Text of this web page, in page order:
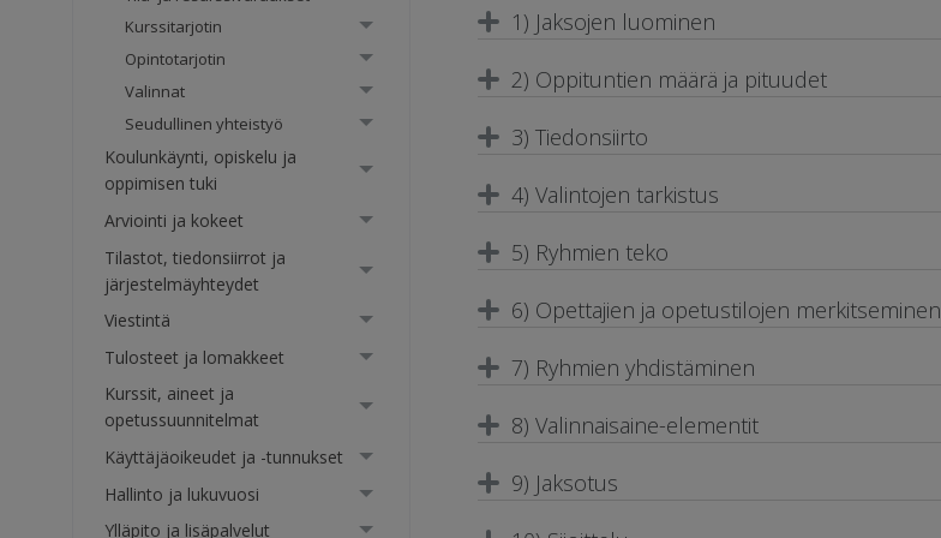
Kurssitarjotin
Opintotarjotin
Valinnat
Seudullinen yhteistyö
Koulunkäynti, opiskelu ja
oppimisen tuki
Arviointi ja kokeet
Tilastot, tiedonsiirrot ja
järjestelmäyhteydet
Viestintä
Tulosteet ja lomakkeet
Kurssit, aineet ja
opetussuunnitelmat
Käyttäjäoikeudet ja -tunnukset
Hallinto ja lukuvuosi
Ylläpito ja lisäpalvelut
1) Jaksojen luominen
2) Oppituntien määrä ja pituudet
3) Tiedonsiirto
4) Valintojen tarkistus
5) Ryhmien teko
6) Opettajien ja opetustilojen merkitseminen
7) Ryhmien yhdistäminen
8) Valinnaisaine-elementit
9) Jaksotus